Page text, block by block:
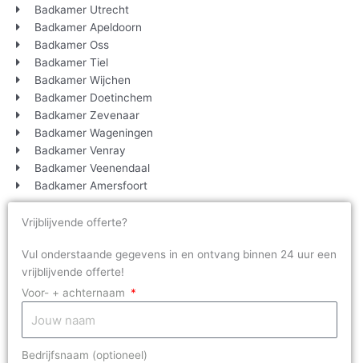
Badkamer Utrecht
Badkamer Apeldoorn
Badkamer Oss
Badkamer Tiel
Badkamer Wijchen
Badkamer Doetinchem
Badkamer Zevenaar
Badkamer Wageningen
Badkamer Venray
Badkamer Veenendaal
Badkamer Amersfoort
Vrijblijvende offerte?
Vul onderstaande gegevens in en ontvang binnen 24 uur een
vrijblijvende offerte!
Voor- + achternaam
Bedrijfsnaam (optioneel)